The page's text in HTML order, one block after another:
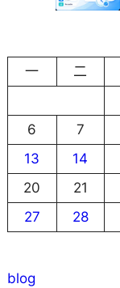
一
二
6
7
13
14
20
21
27
28
blog